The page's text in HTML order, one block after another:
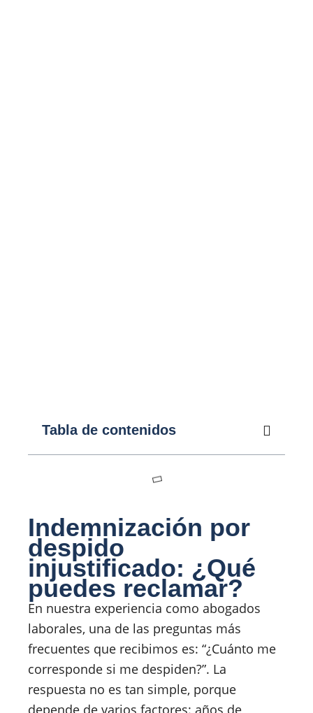
Tabla de contenidos
Indemnización por
despido
injustificado: ¿Qué
puedes reclamar?
En nuestra experiencia como abogados
laborales, una de las preguntas más
frecuentes que recibimos es: “¿Cuánto me
corresponde si me despiden?”. La
respuesta no es tan simple, porque